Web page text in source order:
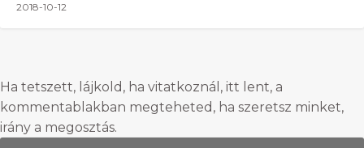
2018-10-12
Ha tetszett, lájkold, ha vitatkoznál, itt lent, a
kommentablakban megteheted, ha szeretsz minket,
irány a megosztás.